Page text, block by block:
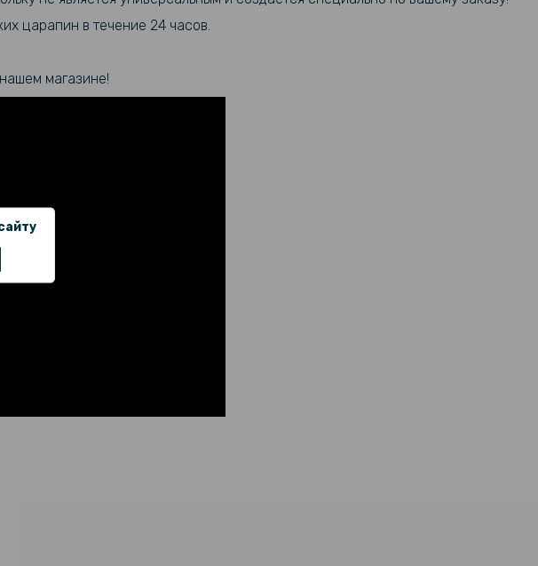
царапин в течение 24 часов.
магазине!